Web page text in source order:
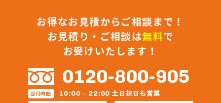
お得なお見積からご相談まで！
お見積り・ご相談は無料で
お受けいたします！
0120-800-905
受付時間 10:00 - 22:00 土日祝日も営業